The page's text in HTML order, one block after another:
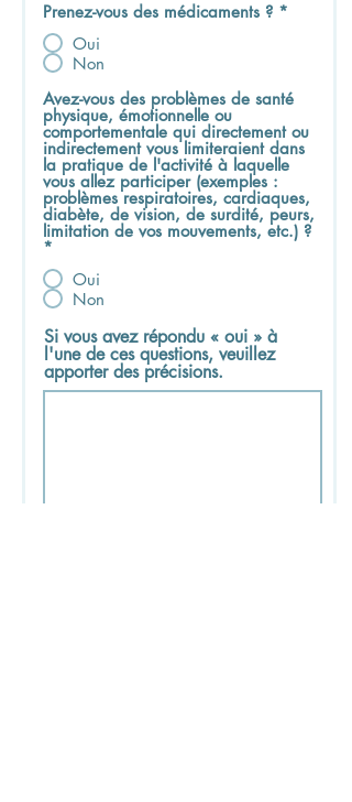
Prenez-vous des médicaments ? *
Oui
Non
Avez-vous des problèmes de santé
physique, émotionnelle ou
comportementale qui directement ou
indirectement vous limiteraient dans
la pratique de l'activité à laquelle
vous allez participer (exemples :
problèmes respiratoires, cardiaques,
diabète, de vision, de surdité, peurs,
limitation de vos mouvements, etc.) ?
*
Oui
Non
Si vous avez répondu « oui » à
l'une de ces questions, veuillez
apporter des précisions.